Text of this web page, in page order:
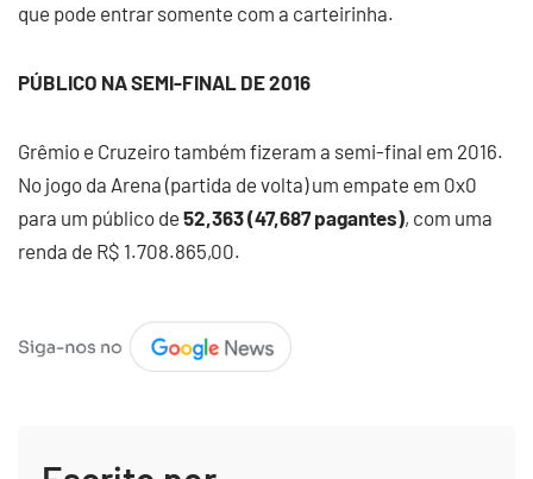
que pode entrar somente com a carteirinha.
PÚBLICO NA SEMI-FINAL DE 2016
Grêmio e Cruzeiro também fizeram a semi-final em 2016.
No jogo da Arena (partida de volta) um empate em 0x0
para um público de 52,363 (47,687 pagantes), com uma
renda de R$ 1.708.865,00.